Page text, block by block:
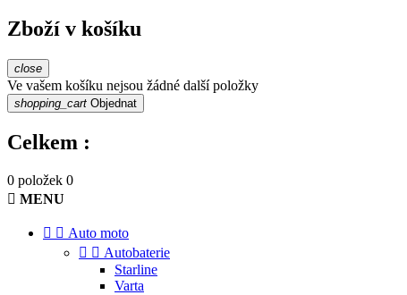
Zboží v košíku
close
Ve vašem košíku nejsou žádné další položky
shopping_cart Objednat
Celkem :
0 položek 0
 MENU
  Auto moto
  Autobaterie
Starline
Varta